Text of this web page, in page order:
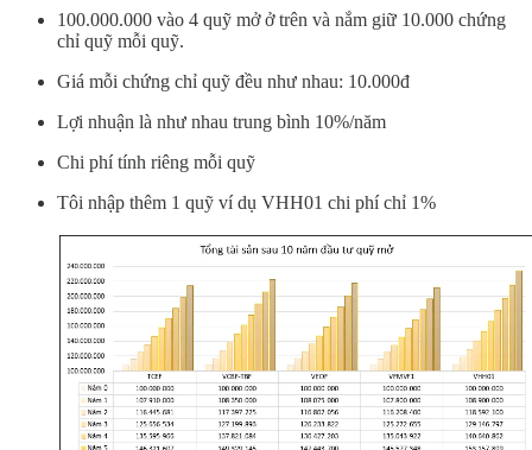
100.000.000 vào 4 quỹ mở ở trên và nắm giữ 10.000 chứng
chỉ quỹ mỗi quỹ.
Giá mỗi chứng chỉ quỹ đều như nhau: 10.000đ
Lợi nhuận là như nhau trung bình 10%/năm
Chi phí tính riêng mỗi quỹ
Tôi nhập thêm 1 quỹ ví dụ VHH01 chi phí chỉ 1%